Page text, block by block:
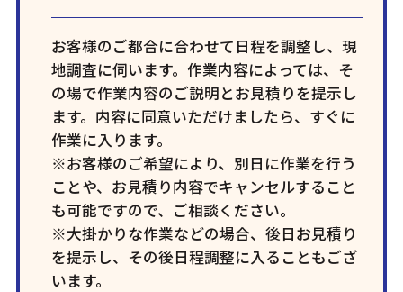
お客様のご都合に合わせて日程を調整し、現
地調査に伺います。作業内容によっては、そ
の場で作業内容のご説明とお見積りを提示し
ます。内容に同意いただけましたら、すぐに
作業に入ります。
※お客様のご希望により、別日に作業を行う
ことや、お見積り内容でキャンセルすること
も可能ですので、ご相談ください。
※大掛かりな作業などの場合、後日お見積り
を提示し、その後日程調整に入ることもござ
います。